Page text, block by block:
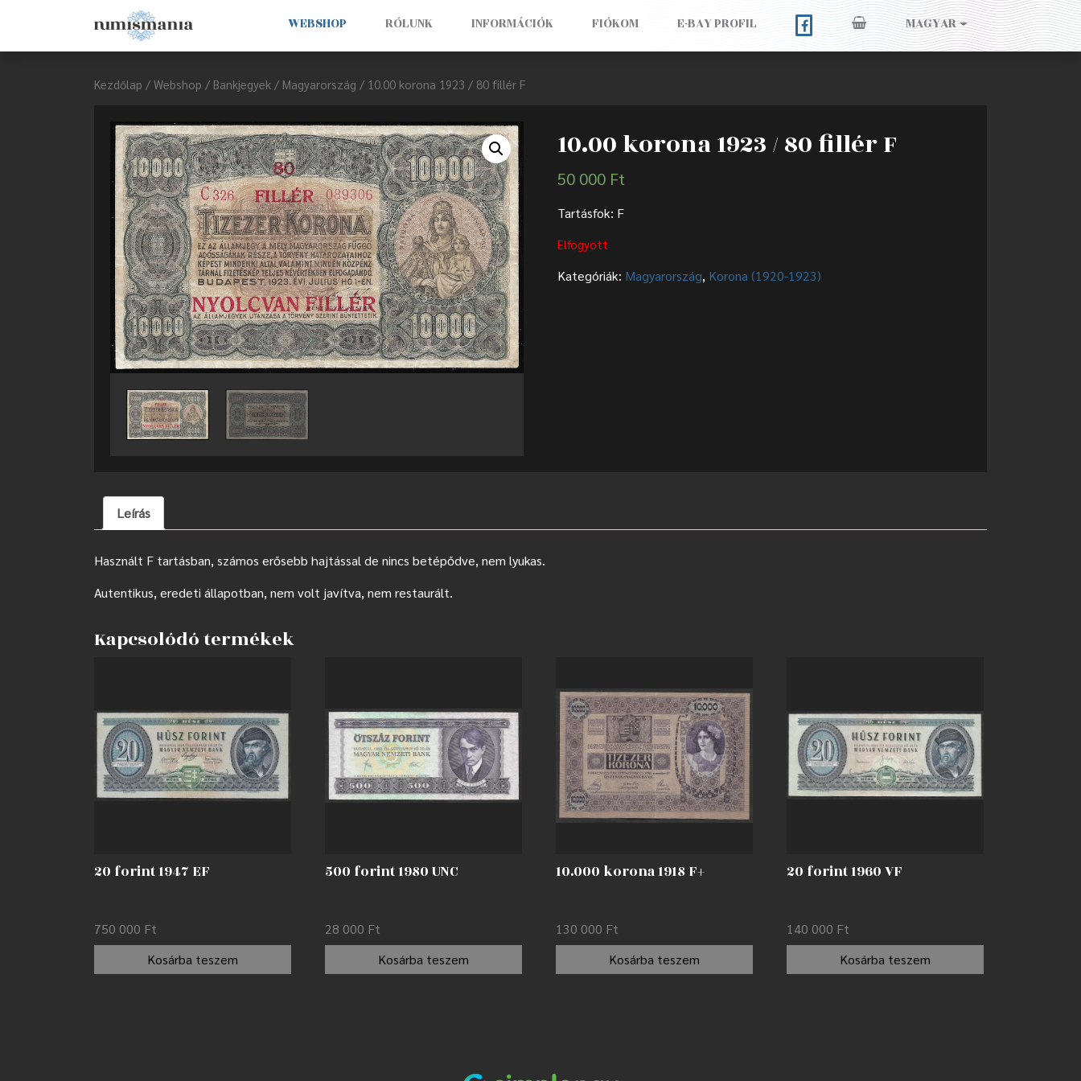
WEBSHOP RÓLUNK INFORMÁCIÓK FIÓKOM E-BAY PROFIL MAGYAR
Kezdőlap / Webshop / Bankjegyek / Magyarország / 10.00 korona 1923 / 80 fillér F
10.00 korona 1923 / 80 fillér F
50 000 Ft
Tartásfok: F
Elfogyott
Kategóriák: Magyarország, Korona (1920-1923)
Leírás
Használt F tartásban, számos erősebb hajtással de nincs betépődve, nem lyukas.
Autentikus, eredeti állapotban, nem volt javítva, nem restaurált.
Kapcsolódó termékek
20 forint 1947 EF
750 000 Ft
Kosárba teszem
500 forint 1980 UNC
28 000 Ft
Kosárba teszem
10.000 korona 1918 F+
130 000 Ft
Kosárba teszem
20 forint 1960 VF
140 000 Ft
Kosárba teszem